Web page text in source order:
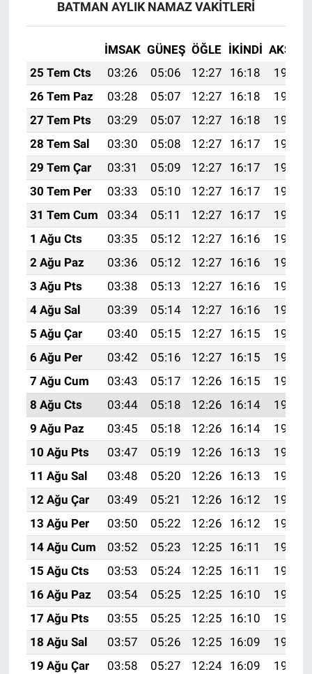
BATMAN AYLIK NAMAZ VAKITLERI
İMSAK GÜNEŞ ÖĞLE İKINDI AKŞAM
25 Tem Cts
03:26 05:06 12:27 16:18
19:38
26 Tem Paz
03:28 05:07 12:27 16:18
19:38
27 Tem Pts
03:29 05:07 12:27 16:18
19:37
28 Tem Sal
03:30 05:08 12:27 16:17
19:36
29 Tem Çar
03:31 05:09 12:27 16:17
19:35
30 Tem Per
03:33 05:10 12:27 16:17
19:34
31 Tem Cum
03:34 05:11 12:27 16:17
19:33
1 Ağu Cts
03:35 05:12 12:27 16:16
19:32
2 Ağu Paz
03:36 05:12 12:27 16:16
19:31
3 Ağu Pts
03:38 05:13 12:27 16:16
19:30
4 Ağu Sal
03:39 05:14 12:27 16:16
19:29
5 Ağu Çar
03:40 05:15 12:27 16:15
19:28
6 Ağu Per
03:42 05:16 12:27 16:15
19:27
7 Ağu Cum
03:43 05:17 12:26 16:15
19:26
8 Ağu Cts
03:44 05:18 12:26 16:14
19:25
9 Ağu Paz
03:45 05:18 12:26 16:14
19:24
10 Ağu Pts
03:47 05:19 12:26 16:13
19:23
11 Ağu Sal
03:48 05:20 12:26 16:13
19:22
12 Ağu Çar
03:49 05:21 12:26 16:12
19:20
13 Ağu Per
03:50 05:22 12:26 16:12
19:19
14 Ağu Cum
03:52 05:23 12:25 16:11
19:18
15 Ağu Cts
03:53 05:24 12:25 16:11
19:17
16 Ağu Paz
03:54 05:25 12:25 16:10
19:15
17 Ağu Pts
03:55 05:25 12:25 16:10
19:14
18 Ağu Sal
03:57 05:26 12:25 16:09
19:13
19 Ağu Çar
03:58 05:27 12:24 16:09
19:12